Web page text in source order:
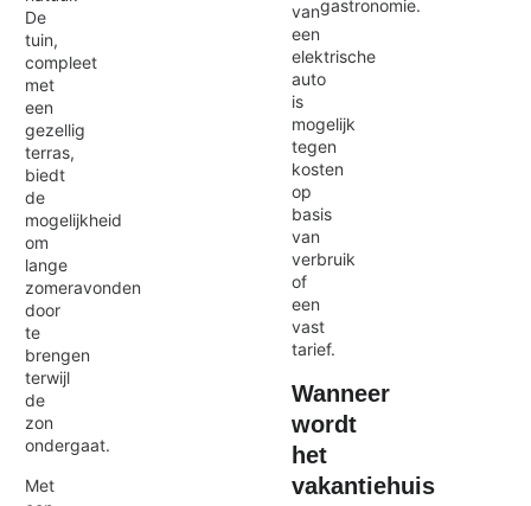
De
tuin,
compleet
met
een
gezellig
terras,
biedt
de
mogelijkheid
om
lange
zomeravonden
door
te
brengen
terwijl
de
zon
ondergaat.
Met
van
een
elektrische
auto
is
mogelijk
tegen
kosten
op
basis
van
verbruik
of
een
vast
tarief.
Wanneer
wordt
het
vakantiehuis
gastronomie.